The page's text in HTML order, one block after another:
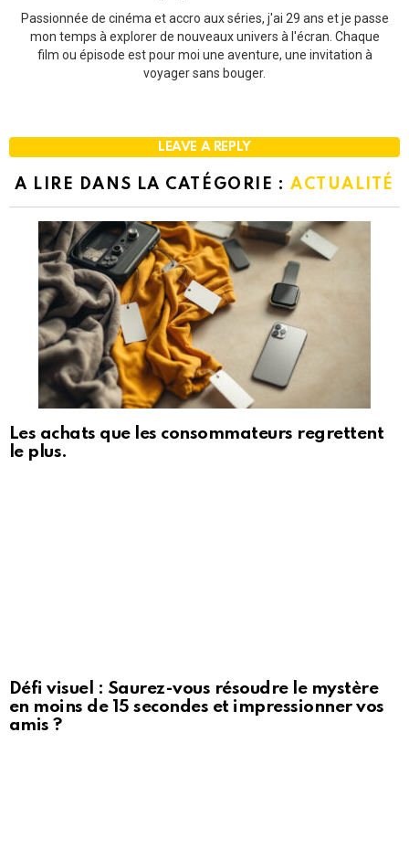
Passionnée de cinéma et accro aux séries, j'ai 29 ans et je passe
mon temps à explorer de nouveaux univers à l'écran. Chaque
film ou épisode est pour moi une aventure, une invitation à
voyager sans bouger.
LEAVE A REPLY
A LIRE DANS LA CATÉGORIE : ACTUALITÉ
Les achats que les consommateurs regrettent
le plus.
Défi visuel : Saurez-vous résoudre le mystère
en moins de 15 secondes et impressionner vos
amis ?